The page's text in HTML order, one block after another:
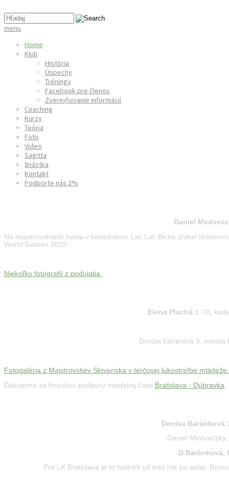
menu
Home
Klub
História
Úspechy
Tréningy
Facebook pre členov
Zverejňovanie informácií
Coaching
Kurzy
Teória
Foto
Video
Sagitta
8nástka
Kontakt
Podporte nás 2%
Daniel
Na majstrovstvách sveta v kanadskom Lac Lac Biche získal
World Games 2025.
Niekoľko fotografií z podujatia.
Elena Plachá 1. OL
Dorota Káčerová 3. miesto
Fotogaléria z Majstrovstiev Slovenska v terčovej lukostreľbe mládeže.
Ďakujeme za finančnú podporu mestskej časti Bratislava - Dúbravka
Denisa Baránková
Daniel
D.Baránková,
Pre LK Bratislava je to hattrick už tretí rok po sebe.